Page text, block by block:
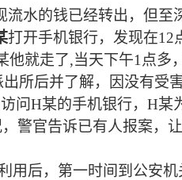
流水的钱已经转出，但至
打开手机银行，发现在12
他就走了,当天下午1点多
出所后并了解， 因没有受
问 H某的手机银行， H某
警官告诉已有人报案，让
用后，第一时间到公安